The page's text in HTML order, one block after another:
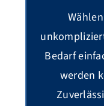
Bedarf
werden